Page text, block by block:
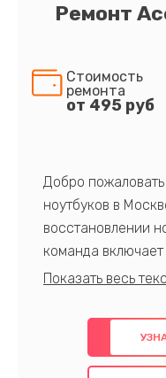
Ремонт
Стоимость
ремонта
от 495 руб
Добро
ноутбуков в
восстановлении
команда
профессионалов
предлагаем
использованием
также